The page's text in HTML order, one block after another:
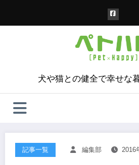
犬や猫との健全で幸せな
記事一覧 編集部 2016